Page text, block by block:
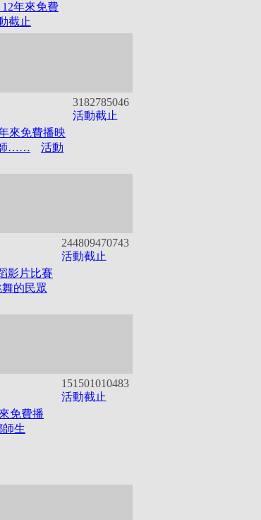
年來免費
截止
來免費播映
師……
活動
3182785046
活動截止
影片比賽
的民眾
244809470743
活動截止
免費播
師生
151501010483
活動截止